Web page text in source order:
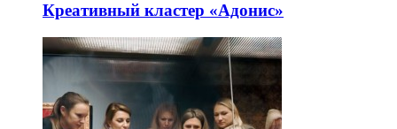
Креативный кластер «Адонис»